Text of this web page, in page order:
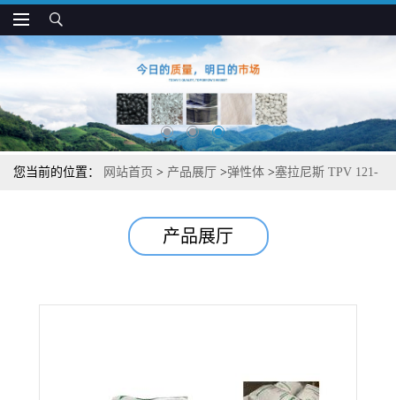
您当前的位置： 网站首页 > 产品展厅 >弹性体 >塞拉尼斯 TPV 121-
产品展厅